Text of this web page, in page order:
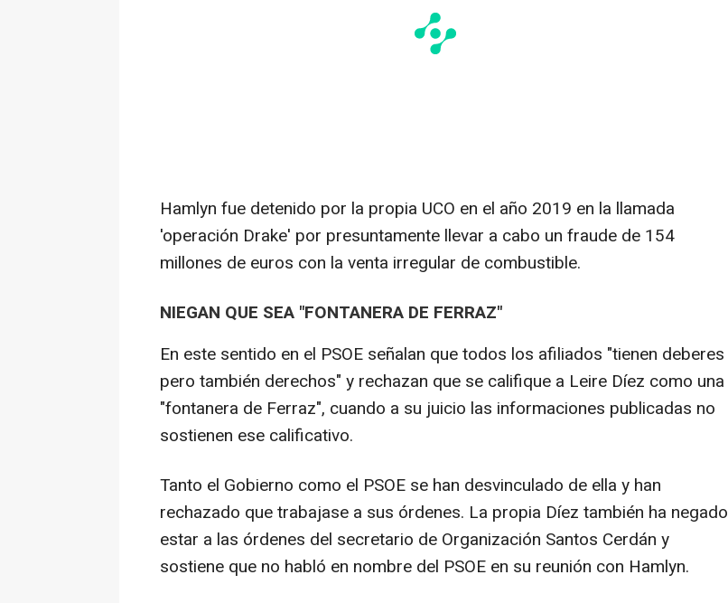
Hamlyn fue detenido por la propia UCO en el año 2019 en la llamada
'operación Drake' por presuntamente llevar a cabo un fraude de 154
millones de euros con la venta irregular de combustible.
NIEGAN QUE SEA "FONTANERA DE FERRAZ"
En este sentido en el PSOE señalan que todos los afiliados "tienen deberes
pero también derechos" y rechazan que se califique a Leire Díez como una
"fontanera de Ferraz", cuando a su juicio las informaciones publicadas no
sostienen ese calificativo.
Tanto el Gobierno como el PSOE se han desvinculado de ella y han
rechazado que trabajase a sus órdenes. La propia Díez también ha negado
estar a las órdenes del secretario de Organización Santos Cerdán y
sostiene que no habló en nombre del PSOE en su reunión con Hamlyn.